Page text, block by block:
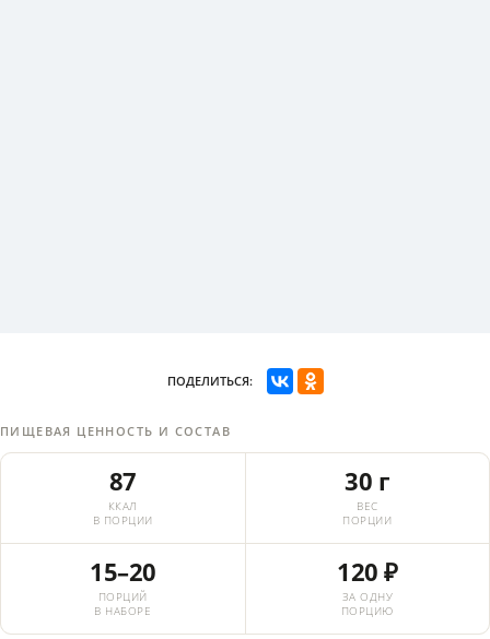
ПОДЕЛИТЬСЯ:
ПИЩЕВАЯ ЦЕННОСТЬ И СОСТАВ
87
ККАЛ
В ПОРЦИИ
30 г
ВЕС
ПОРЦИИ
15–20
ПОРЦИЙ
В НАБОРЕ
120 ₽
ЗА ОДНУ
ПОРЦИЮ